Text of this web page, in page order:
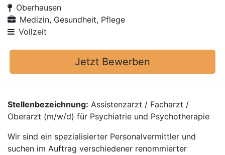
Oberhausen
Medizin, Gesundheit, Pflege
Vollzeit
Jetzt Bewerben
Stellenbezeichnung: Assistenzarzt / Facharzt /
Oberarzt (m/w/d) für Psychiatrie und Psychotherapie
Wir sind ein spezialisierter Personalvermittler und
suchen im Auftrag verschiedener renommierter